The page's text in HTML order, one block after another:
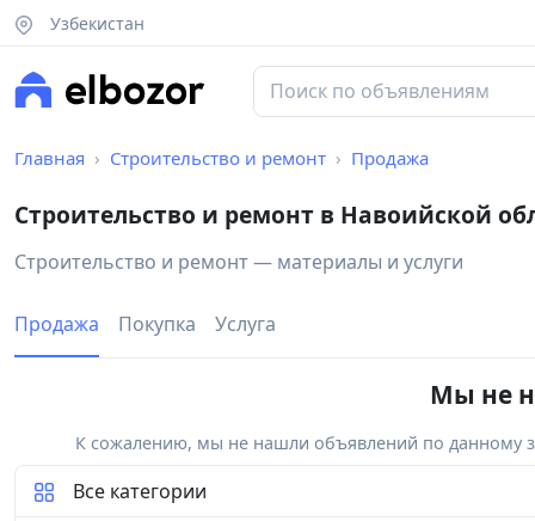
Узбекистан
Главная Строительство и ремонт Продажа
Строительство и ремонт в Навоийской
Строительство и ремонт — материалы и услуги
Продажа Покупка Услуга
Мы не
К сожалению, мы не нашли объявлений по данному
Все категории